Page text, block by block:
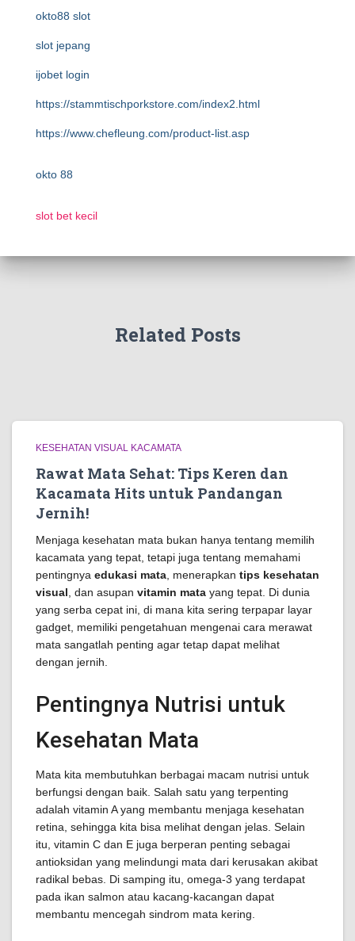
okto88 slot
slot jepang
ijobet login
https://stammtischporkstore.com/index2.html
https://www.chefleung.com/product-list.asp
okto 88
slot bet kecil
Related Posts
KESEHATAN VISUAL KACAMATA
Rawat Mata Sehat: Tips Keren dan
Kacamata Hits untuk Pandangan
Jernih!
Menjaga kesehatan mata bukan hanya tentang memilih
kacamata yang tepat, tetapi juga tentang memahami
pentingnya edukasi mata , menerapkan tips kesehatan
visual , dan asupan vitamin mata yang tepat. Di dunia
yang serba cepat ini, di mana kita sering terpapar layar
gadget, memiliki pengetahuan mengenai cara merawat
mata sangatlah penting agar tetap dapat melihat
dengan jernih.
Pentingnya Nutrisi untuk
Kesehatan Mata
Mata kita membutuhkan berbagai macam nutrisi untuk
berfungsi dengan baik. Salah satu yang terpenting
adalah vitamin A yang membantu menjaga kesehatan
retina, sehingga kita bisa melihat dengan jelas. Selain
itu, vitamin C dan E juga berperan penting sebagai
antioksidan yang melindungi mata dari kerusakan akibat
radikal bebas. Di samping itu, omega-3 yang terdapat
pada ikan salmon atau kacang-kacangan dapat
membantu mencegah sindrom mata kering.